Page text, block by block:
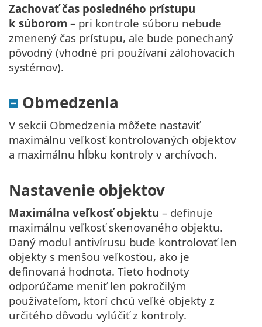
Zachovať čas posledného prístupu
k súborom – pri kontrole súboru nebude
zmenený čas prístupu, ale bude ponechaný
pôvodný (vhodné pri používaní zálohovacích
systémov).
Obmedzenia
V sekcii Obmedzenia môžete nastaviť
maximálnu veľkosť kontrolovaných objektov
a maximálnu hĺbku kontroly v archívoch.
Nastavenie objektov
Maximálna veľkosť objektu – definuje
maximálnu veľkosť skenovaného objektu.
Daný modul antivírusu bude kontrolovať len
objekty s menšou veľkosťou, ako je
definovaná hodnota. Tieto hodnoty
odporúčame meniť len pokročilým
používateľom, ktorí chcú veľké objekty z
určitého dôvodu vylúčiť z kontroly.